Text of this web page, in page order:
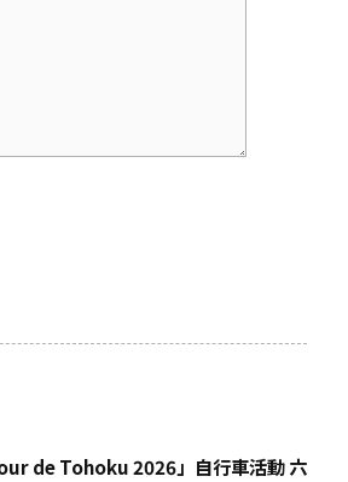
de Tohoku 2026」自行車活動 六